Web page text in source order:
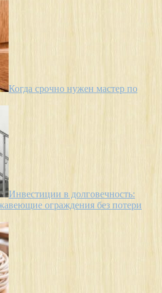
Когда срочно нужен мастер по
Инвестиции в долговечность:
ограждения без потери